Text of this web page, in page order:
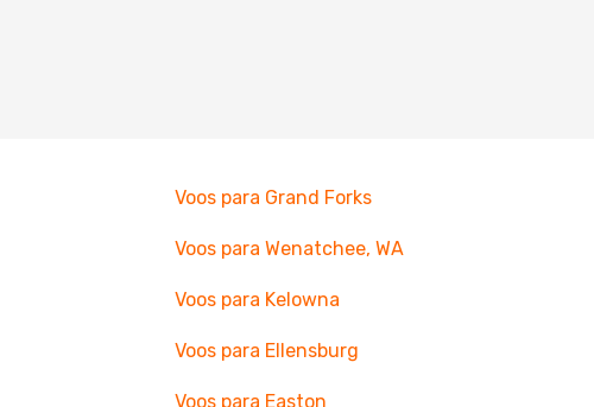
Voos para Grand Forks
Voos para Wenatchee, WA
Voos para Kelowna
Voos para Ellensburg
Voos para Easton